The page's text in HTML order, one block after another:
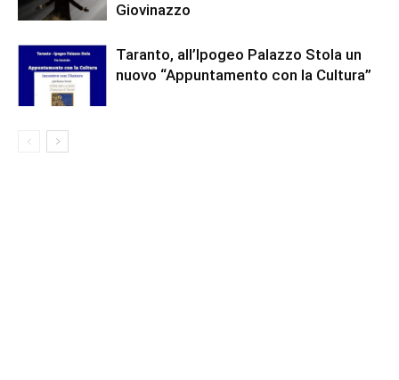
Giovinazzo
Taranto, all’Ipogeo Palazzo Stola un
nuovo “Appuntamento con la Cultura”